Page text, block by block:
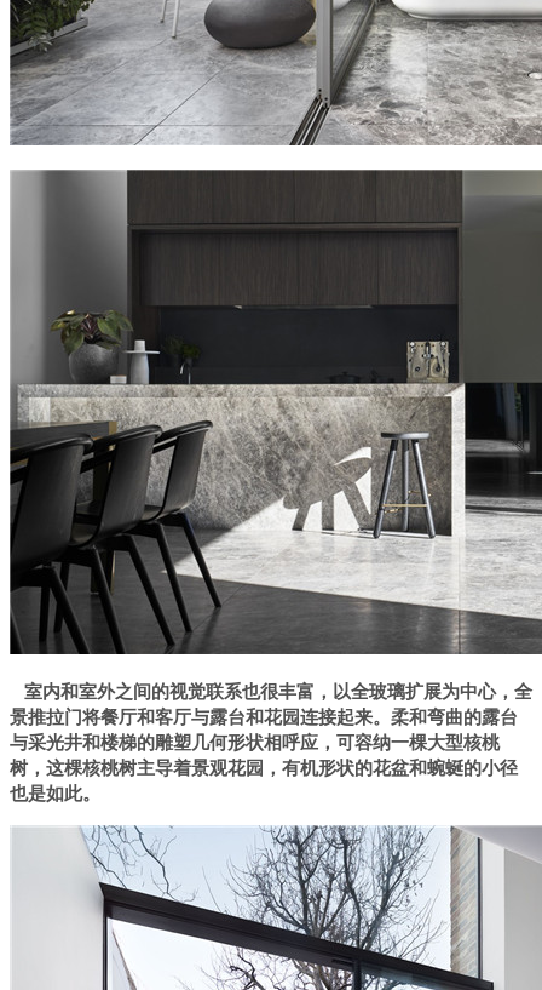
室内和室外之间的视觉联系也很丰富，以全玻璃扩展为中心，全
景推拉门将餐厅和客厅与露台和花园连接起来。柔和弯曲的露台
与采光井和楼梯的雕塑几何形状相呼应，可容纳一棵大型核桃
树，这棵核桃树主导着景观花园，有机形状的花盆和蜿蜒的小径
也是如此。